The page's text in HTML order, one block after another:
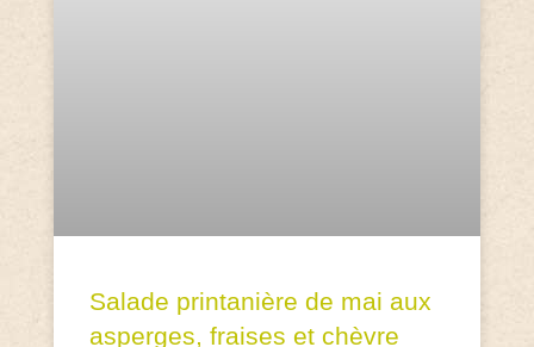
Salade printanière de mai aux
asperges, fraises et chèvre